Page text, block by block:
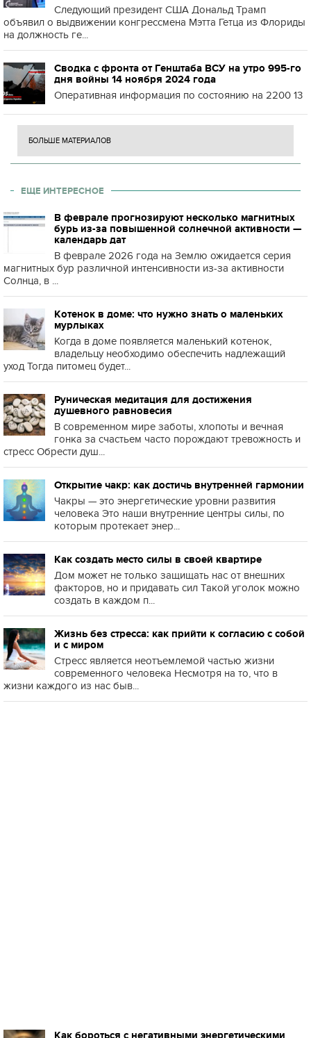
Следующий президент США Дональд Трамп
объявил о выдвижении конгрессмена Мэтта Гетца из Флориды
на должность ге...
Сводка с фронта от Генштаба ВСУ на утро 995-го
дня войны 14 ноября 2024 года
Оперативная информация по состоянию на 2200 13
БОЛЬШЕ МАТЕРИАЛОВ
ЕЩЕ ИНТЕРЕСНОЕ
В феврале прогнозируют несколько магнитных
бурь из-за повышенной солнечной активности —
календарь дат
В феврале 2026 года на Землю ожидается серия
магнитных бур различной интенсивности из-за активности
Солнца, в ...
Котенок в доме: что нужно знать о маленьких
мурлыках
Когда в доме появляется маленький котенок,
владельцу необходимо обеспечить надлежащий
уход Тогда питомец будет...
Руническая медитация для достижения
душевного равновесия
В современном мире заботы, хлопоты и вечная
гонка за счастьем часто порождают тревожность и
стресс Обрести душ...
Открытие чакр: как достичь внутренней гармонии
Чакры — это энергетические уровни развития
человека Это наши внутренние центры силы, по
которым протекает энер...
Как создать место силы в своей квартире
Дом может не только защищать нас от внешних
факторов, но и придавать сил Такой уголок можно
создать в каждом п...
Жизнь без стресса: как прийти к согласию с собой
и с миром
Стресс является неотъемлемой частью жизни
современного человека Несмотря на то, что в
жизни каждого из нас быв...
Как бороться с негативными энергетическими